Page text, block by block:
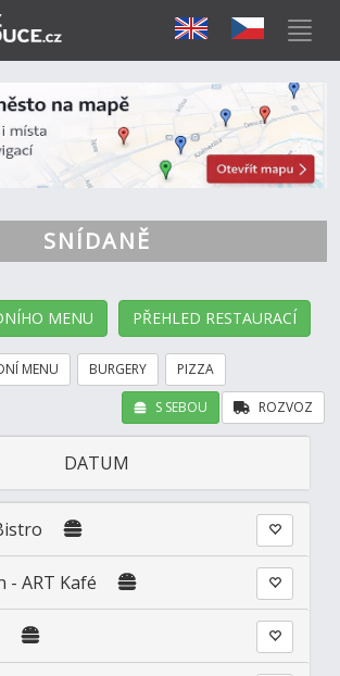
SNÍDANĚ
MENU PŘEHLED RESTAURACÍ
MENU BURGERY PIZZA
ROZVOZ
S SEBOU
DATUM
- ART Kafé